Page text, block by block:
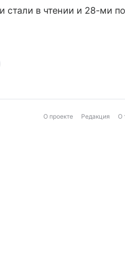
стали в чтении и 28-ми
О проекте Редакция О